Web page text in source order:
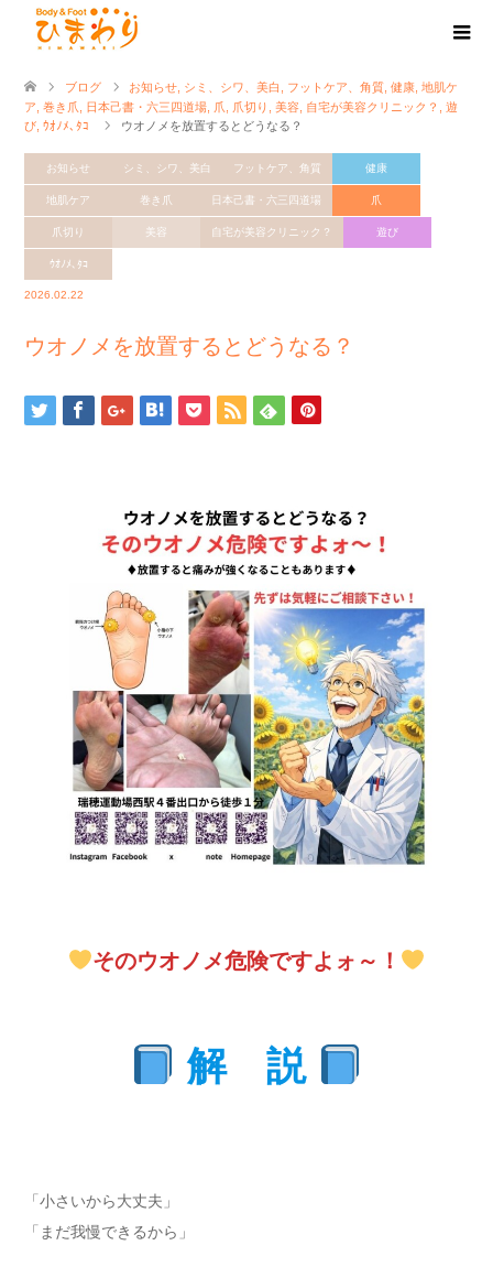
ブログ お知らせ シミ、シワ、美白 フットケア、角質 健康 地肌ケ
ア 巻き爪 日本己書・六三四道場 爪 爪切り 美容 自宅が美容クリニック？
遊
び ｳｵﾉﾒ､ﾀｺ ウオノメを放置するとどうなる？
お知らせ シミ、シワ、美白 フットケア、角質 健康
地肌ケア 巻き爪 日本己書・六三四道場 爪
爪切り 美容 自宅が美容クリニック？ 遊び
ｳｵﾉﾒ､ﾀｺ
2026.02.22
ウオノメを放置するとどうなる？
そのウオノメ危険ですよォ～！
解 説
「小さいから大丈夫」
「まだ我慢できるから」